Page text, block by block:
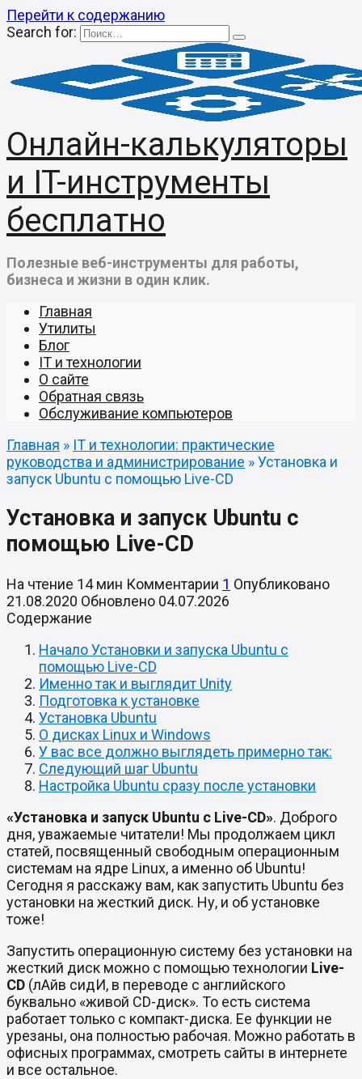
Перейти к содержанию
Search for:
Онлайн-калькуляторы
и IT-инструменты
бесплатно
Полезные веб-инструменты для работы,
бизнеса и жизни в один клик.
Главная
Утилиты
Блог
IT и технологии
О сайте
Обратная связь
Обслуживание компьютеров
Главная » IT и технологии: практические
руководства и администрирование »Установка и
запуск Ubuntu с помощью Live-CD
Установка и запуск Ubuntu с
помощью Live-CD
На чтение 14 мин Комментарии 1 Опубликовано
21.08.2020 Обновлено 04.07.2026
Содержание
Начало Установки и запуска Ubuntu с
помощью Live-CD
Именно так и выглядит Unity
Подготовка к установке
Установка Ubuntu
О дисках Linux и Windows
У вас все должно выглядеть примерно так:
Следующий шаг Ubuntu
Настройка Ubuntu сразу после установки
«Установка и запуск Ubuntu с Live-CD». Доброго
дня, уважаемые читатели! Мы продолжаем цикл
статей, посвященный свободным операционным
системам на ядре Linux, а именно об Ubuntu!
Сегодня я расскажу вам, как запустить Ubuntu без
установки на жесткий диск. Ну, и об установке
тоже!
Запустить операционную систему без установки на
жесткий диск можно с помощью технологии Live-
CD (лАйв сидИ, в переводе с английского
буквально «живой CD-диск». То есть система
работает только с компакт-диска. Ее функции не
урезаны, она полностью рабочая. Можно работать в
офисных программах, смотреть сайты в интернете
и все остальное.